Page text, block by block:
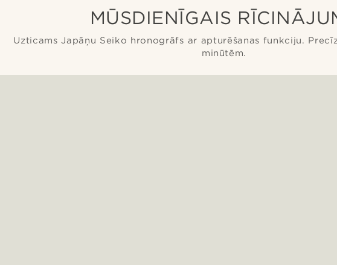
MŪSDIENĪGAIS
Uzticams Japāņu Seiko hronogrāfs ar apturēšanas funkciju.
minūtēm.